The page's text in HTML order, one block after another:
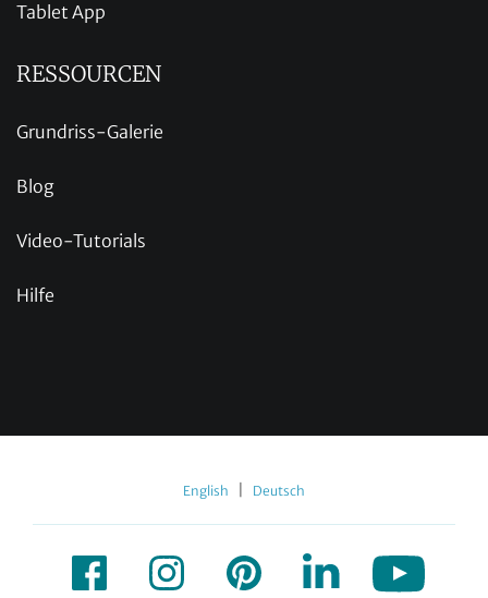
Tablet App
RESSOURCEN
Grundriss-Galerie
Blog
Video-Tutorials
Hilfe
English Deutsch